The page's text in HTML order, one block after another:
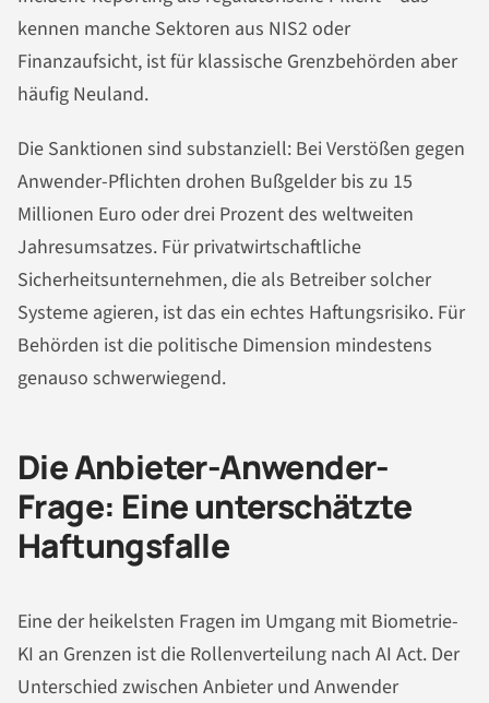
kennen manche Sektoren aus NIS2 oder
Finanzaufsicht, ist für klassische Grenzbehörden aber
häufig Neuland.
Die Sanktionen sind substanziell: Bei Verstößen gegen
Anwender-Pflichten drohen Bußgelder bis zu 15
Millionen Euro oder drei Prozent des weltweiten
Jahresumsatzes. Für privatwirtschaftliche
Sicherheitsunternehmen, die als Betreiber solcher
Systeme agieren, ist das ein echtes Haftungsrisiko. Für
Behörden ist die politische Dimension mindestens
genauso schwerwiegend.
Die Anbieter-Anwender-
Frage: Eine unterschätzte
Haftungsfalle
Eine der heikelsten Fragen im Umgang mit Biometrie-
KI an Grenzen ist die Rollenverteilung nach AI Act. Der
Unterschied zwischen Anbieter und Anwender